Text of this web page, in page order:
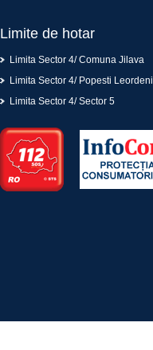
Limite de hotar
Limita Sector 4/ Comuna Jilava
Limita Sector 4/ Popesti Leordeni
Limita Sector 4/ Sector 5